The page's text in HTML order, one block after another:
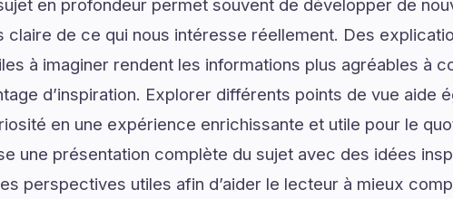
en profondeur permet souvent de développer de
claire de ce qui nous intéresse réellement. Des
à imaginer rendent les informations plus agréables à
d’inspiration. Explorer différents points de vue aide
en une expérience enrichissante et utile pour le
une présentation complète du sujet avec des idées
perspectives utiles afin d’aider le lecteur à mieux